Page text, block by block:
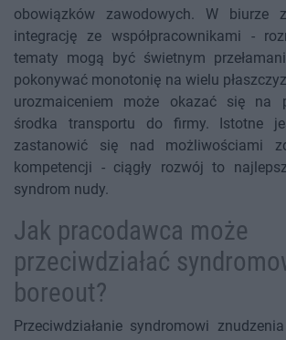
obowiązków zawodowych. W biurze
integrację ze współpracownikami -
tematy mogą być świetnym
pokonywać monotonię na wielu
urozmaiceniem może okazać się na
środka transportu do firmy. Istotne
zastanowić się nad możliwościami
kompetencji - ciągły rozwój to
syndrom nudy.
Jak pracodawca może
przeciwdziałać
boreout?
Przeciwdziałanie syndromowi